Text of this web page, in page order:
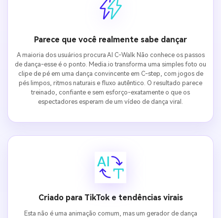
Parece que você realmente sabe dançar
A maioria dos usuários procura AI C-Walk Não conhece os passos
de dança-esse é o ponto. Media.io transforma uma simples foto ou
clipe de pé em uma dança convincente em C-step, com jogos de
pés limpos, ritmos naturais e fluxo autêntico. O resultado parece
treinado, confiante e sem esforço-exatamente o que os
espectadores esperam de um vídeo de dança viral.
Criado para TikTok e tendências virais
Esta não é uma animação comum, mas um gerador de dança